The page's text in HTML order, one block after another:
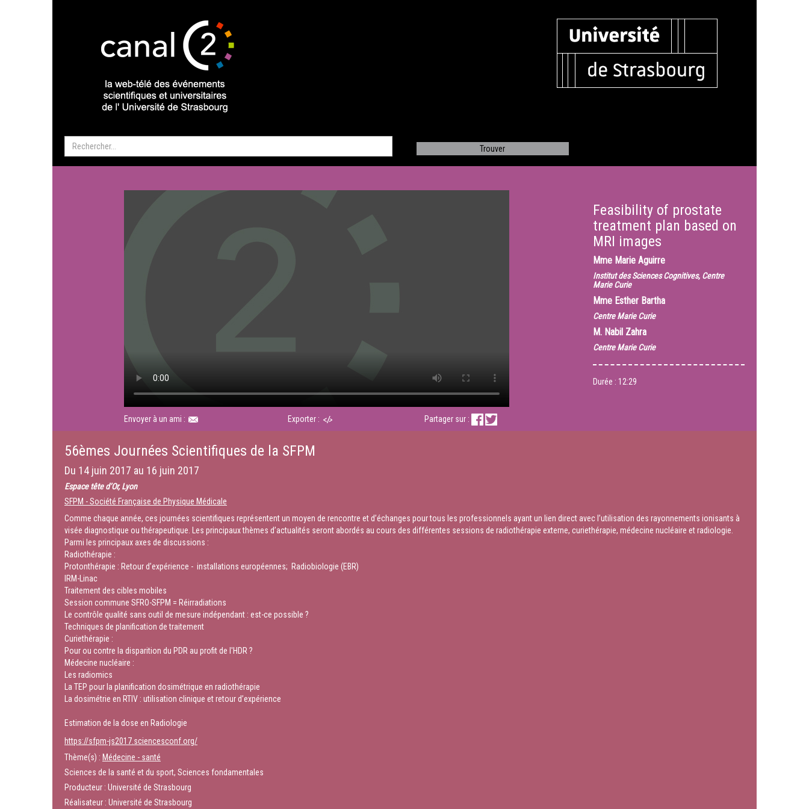
Envoyer à un ami : Exporter : Partager sur :
Feasibility of prostate
treatment plan based on
MRI images
Mme Marie Aguirre
Institut des Sciences Cognitives, Centre
Marie Curie
Mme Esther Bartha
Centre Marie Curie
M. Nabil Zahra
Centre Marie Curie
Durée : 12:29
56èmes Journées Scientifiques de la SFPM
Du 14 juin 2017 au 16 juin 2017
Espace tête d’Or, Lyon
SFPM - Société Française de Physique Médicale
Comme chaque année, ces journées scientifiques représentent un moyen de rencontre et d’échanges pour tous les professionnels ayant un lien direct avec l’utilisation des rayonnements ionisants à
visée diagnostique ou thérapeutique. Les principaux thèmes d’actualités seront abordés au cours des différentes sessions de radiothérapie externe, curiethérapie, médecine nucléaire et radiologie.
Parmi les principaux axes de discussions :
Radiothérapie :
Protonthérapie : Retour d’expérience - installations européennes; Radiobiologie (EBR)
IRM-Linac
Traitement des cibles mobiles
Session commune SFRO-SFPM = Réirradiations
Le contrôle qualité sans outil de mesure indépendant : est-ce possible ?
Techniques de planification de traitement
Curiethérapie :
Pour ou contre la disparition du PDR au profit de l'HDR ?
Médecine nucléaire :
Les radiomics
La TEP pour la planification dosimétrique en radiothérapie
La dosimétrie en RTIV : utilisation clinique et retour d’expérience
Estimation de la dose en Radiologie
https://sfpm-js2017.sciencesconf.org/
Thème(s) : Médecine - santé
Sciences de la santé et du sport, Sciences fondamentales
Producteur : Université de Strasbourg
Réalisateur : Université de Strasbourg